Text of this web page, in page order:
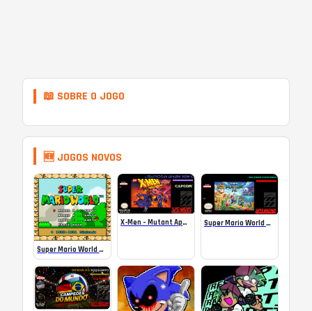
📖 SOBRE O JOGO
🆕 JOGOS NOVOS
Super Mario World SA-1 Online
X-Men – Mutant Apocalypse Rebalanced Online Super Mario World Mix Online